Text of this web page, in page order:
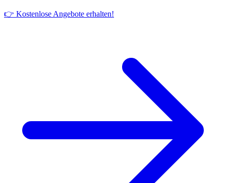
👉 Kostenlose Angebote erhalten!